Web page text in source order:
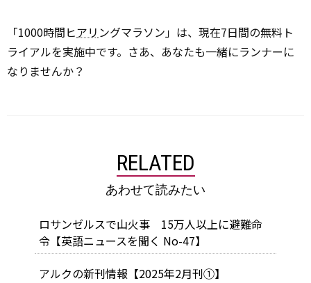
「1000時間ヒアリ ングマラソン」は、現在7日間の無料ト
ライアルを実施中です。さあ、あなたも一緒にランナーに
なりませんか？
RELATED
あわせて読みたい
ロサンゼルスで山火事 15万人以上に避難命
令【英語ニュースを聞く No-47】
アルクの新刊情報【2025年2月刊①】